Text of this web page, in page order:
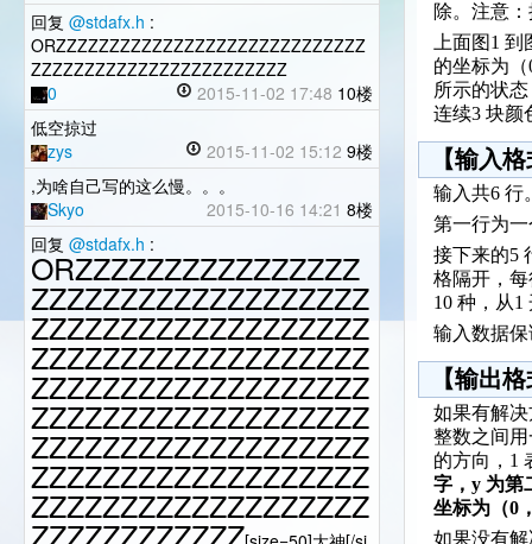
回复 @stdafx.h :
ORZZZZZZZZZZZZZZZZZZZZZZZZZZZZZ
ZZZZZZZZZZZZZZZZZZZZZZZZ
0
2015-11-02 17:48 10楼
低空掠过
zys
2015-11-02 15:12 9楼
,为啥自己写的这么慢。。。
Skyo
2015-10-16 14:21 8楼
回复 @stdafx.h :
ORZZZZZZZZZZZZZZZZ
ZZZZZZZZZZZZZZZZZZZ
ZZZZZZZZZZZZZZZZZZZ
ZZZZZZZZZZZZZZZZZZZ
ZZZZZZZZZZZZZZZZZZZ
ZZZZZZZZZZZZZZZZZZZ
ZZZZZZZZZZZZZZZZZZZ
ZZZZZZZZZZZZZZZZZZZ
ZZZZZZZZZZZZZZZZZZZ
ZZZZZZZZZZZZ
除。注意
上面图1
的坐标为
所示的状
连续3 块颜
【输入
输入共6 行
第一行为
接下来的5
格隔开，
10 种，从
输入数据
【输出
如果有解
整数之间
的方向，1
字，y 为第
坐标为（0
如果没有